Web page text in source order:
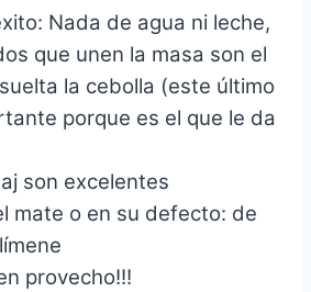
Nada de agua ni leche,
que unen la masa son el
la cebolla (este último
porque es el que le da
son excelentes
mate o en su defecto: de
provecho!!!